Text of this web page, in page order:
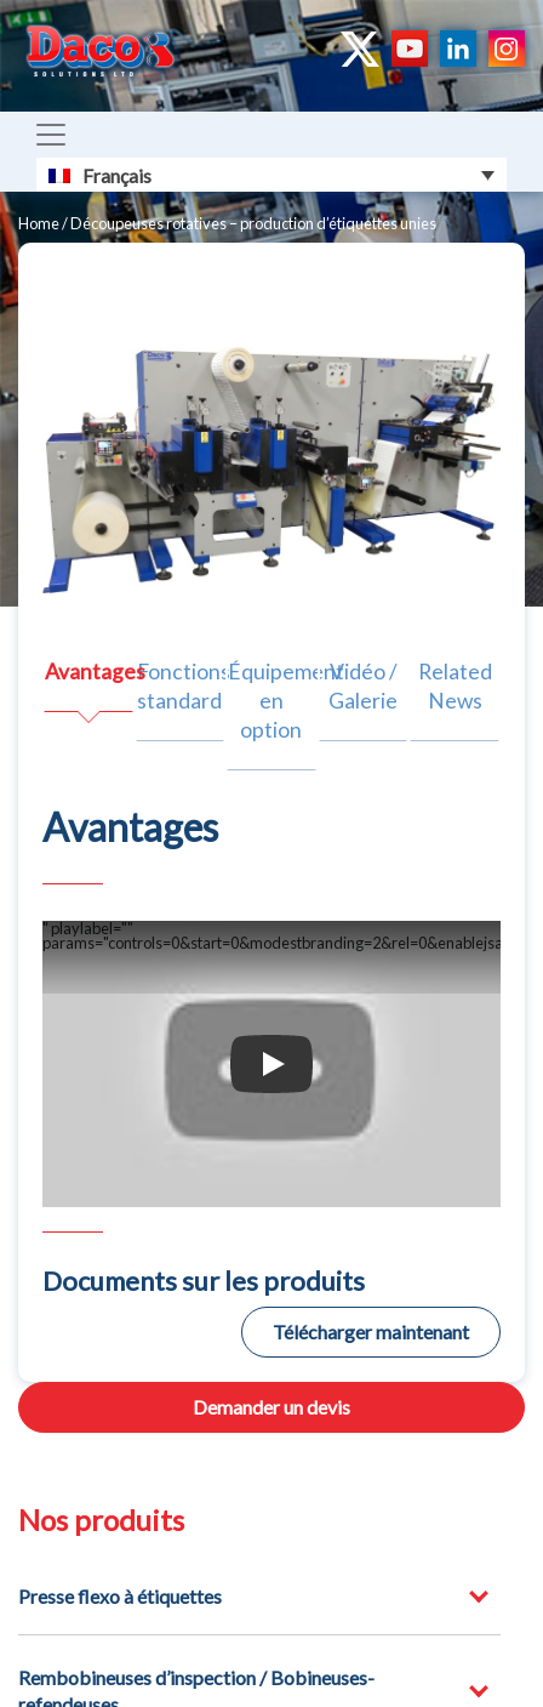
Français
Home/Découpeuses rotatives – production d’étiquettes unies
AvantagesFonctions
standard
Équipement
en
option
Vidéo /
Galerie
Related
News
Avantages
Play
" playlabel=""
Documents sur les produits
Télécharger maintenant
Demander un devis
Nos produits
Presse flexo à étiquettes
Rembobineuses d’inspection / Bobineuses-